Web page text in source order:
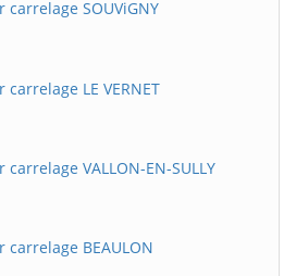
SOUViGNY
LE VERNET
VALLON-EN-SULLY
BEAULON